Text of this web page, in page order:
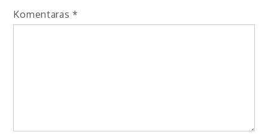
Komentaras *